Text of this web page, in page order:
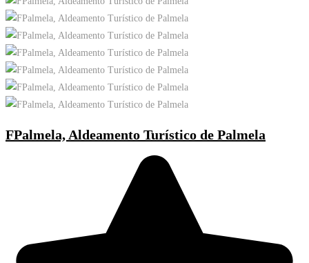
FPalmela, Aldeamento Turístico de Palmela